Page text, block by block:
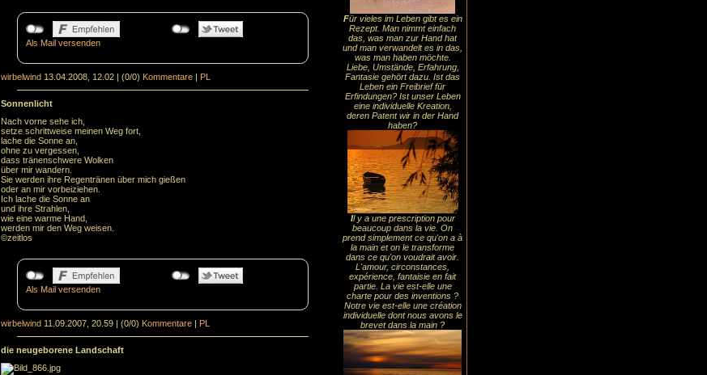
Als Mail versenden
wirbelwind 13.04.2008, 12.02 (0/0) Kommentare PL
Sonnenlicht
Nach vorne sehe ich,
setze schrittweise meinen Weg fort,
lache die Sonne an,
ohne zu vergessen,
dass tränenschwere Wolken
über mir wandern.
Sie werden ihre Regentränen über mich gießen
oder an mir vorbeiziehen.
Ich lache die Sonne an
und ihre Strahlen,
wie eine warme Hand,
werden mir den Weg weisen.
©zeitlos
Als Mail versenden
wirbelwind 11.09.2007, 20.59 (0/0) Kommentare PL
die neugeborene Landschaft
Für vieles im Leben gibt es ein
Rezept. Man nimmt einfach
das, was man zur Hand hat
und man verwandelt es in das,
was man haben möchte.
Liebe, Umstände, Erfahrung,
Fantasie gehört dazu. Ist das
Leben ein Freibrief für
Erfindungen? Ist unser Leben
eine individuelle Kreation,
deren Patent wir in der Hand
haben?
Il y a une prescription pour
beaucoup dans la vie. On
prend simplement ce qu'on a à
la main et on le transforme
dans ce qu'on voudrait avoir.
L'amour, circonstances,
expérience, fantaisie en fait
partie. La vie est-elle une
charte pour des inventions ?
Notre vie est-elle une création
individuelle dont nous avons le
brevet dans la main ?